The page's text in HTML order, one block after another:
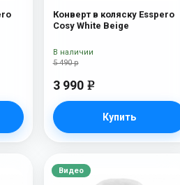
Конверт в коляску Esspero
Cosy White Beige
5 490 р
3 990 e
Купить
В наличии
Видео